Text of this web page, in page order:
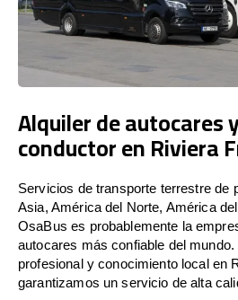
Alquiler de autocares
conductor en Riviera
Servicios de transporte terrestre de
Asia, América del Norte, América
OsaBus es probablemente la
autocares más confiable del
profesional y conocimiento local en
garantizamos un servicio de alta